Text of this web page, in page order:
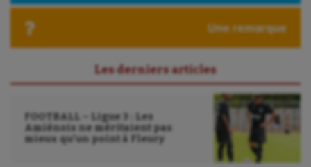
Sarbacane
Sauvetage sportif
Sport handicap
Une remarque
Les derniers articles
FOOTBALL – Ligue 3 : Les
Amiénois ne méritaient pas
mieux qu’un point à Fleury